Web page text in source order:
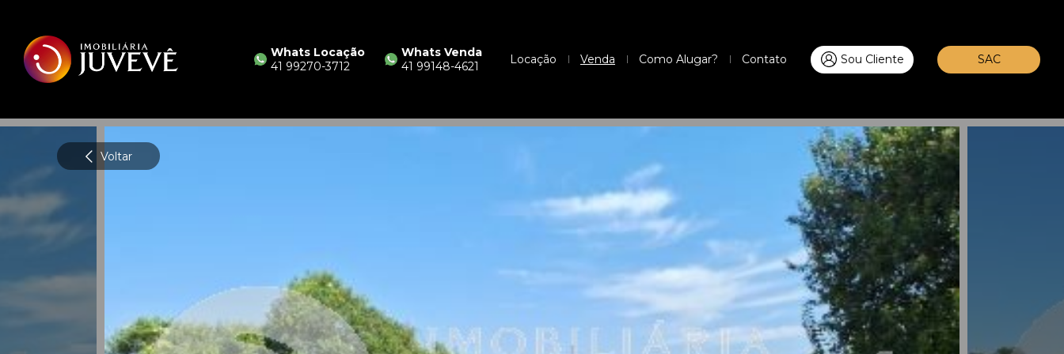
Whats Locação
41 99270-3712
Whats Venda
41 99148-4621
Locação Venda Como Alugar? Contato Sou Cliente SAC
Voltar